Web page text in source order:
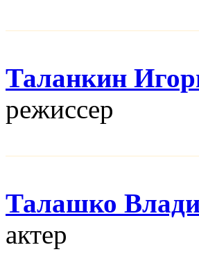
Таланкин
режисcер
Талашко
актер